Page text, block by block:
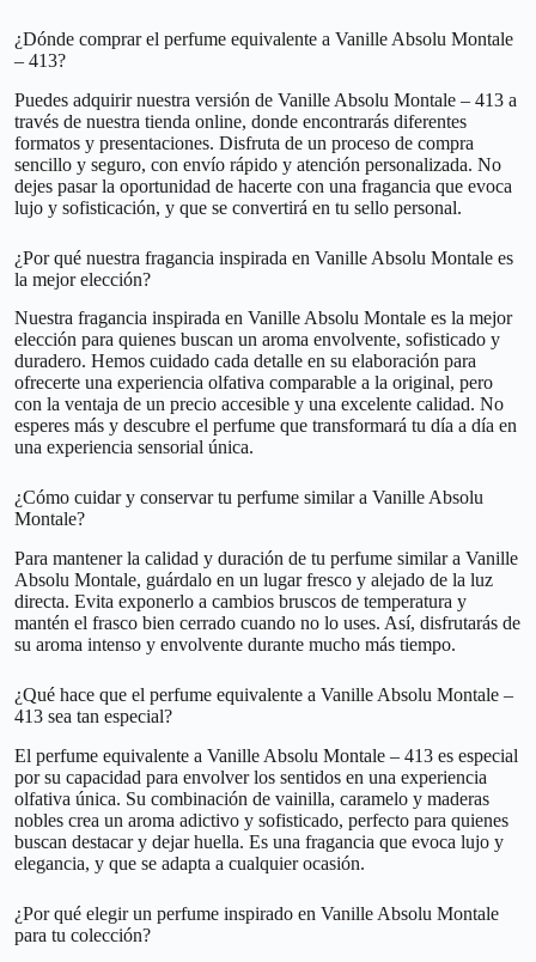
¿Dónde comprar el perfume equivalente a Vanille Absolu Montale
– 413?
Puedes adquirir nuestra versión de Vanille Absolu Montale – 413 a
través de nuestra tienda online, donde encontrarás diferentes
formatos y presentaciones. Disfruta de un proceso de compra
sencillo y seguro, con envío rápido y atención personalizada. No
dejes pasar la oportunidad de hacerte con una fragancia que evoca
lujo y sofisticación, y que se convertirá en tu sello personal.
¿Por qué nuestra fragancia inspirada en Vanille Absolu Montale es
la mejor elección?
Nuestra fragancia inspirada en Vanille Absolu Montale es la mejor
elección para quienes buscan un aroma envolvente, sofisticado y
duradero. Hemos cuidado cada detalle en su elaboración para
ofrecerte una experiencia olfativa comparable a la original, pero
con la ventaja de un precio accesible y una excelente calidad. No
esperes más y descubre el perfume que transformará tu día a día en
una experiencia sensorial única.
¿Cómo cuidar y conservar tu perfume similar a Vanille Absolu
Montale?
Para mantener la calidad y duración de tu perfume similar a Vanille
Absolu Montale, guárdalo en un lugar fresco y alejado de la luz
directa. Evita exponerlo a cambios bruscos de temperatura y
mantén el frasco bien cerrado cuando no lo uses. Así, disfrutarás de
su aroma intenso y envolvente durante mucho más tiempo.
¿Qué hace que el perfume equivalente a Vanille Absolu Montale –
413 sea tan especial?
El perfume equivalente a Vanille Absolu Montale – 413 es especial
por su capacidad para envolver los sentidos en una experiencia
olfativa única. Su combinación de vainilla, caramelo y maderas
nobles crea un aroma adictivo y sofisticado, perfecto para quienes
buscan destacar y dejar huella. Es una fragancia que evoca lujo y
elegancia, y que se adapta a cualquier ocasión.
¿Por qué elegir un perfume inspirado en Vanille Absolu Montale
para tu colección?